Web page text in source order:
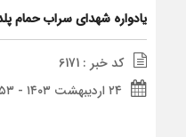
یادواره شهدای سراب حمام
کد خبر : 6171
۲۴ اردیبهشت ۱۴۰۳ - ۱۹:۵۳